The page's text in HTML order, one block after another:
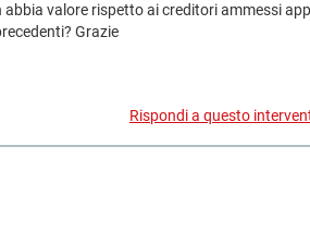
valore rispetto ai creditori ammessi
Grazie
Rispondi a questo